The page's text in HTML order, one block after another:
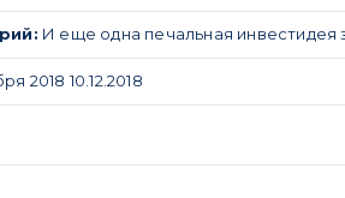
И еще одна печальная инвестидея
2018 10.12.2018